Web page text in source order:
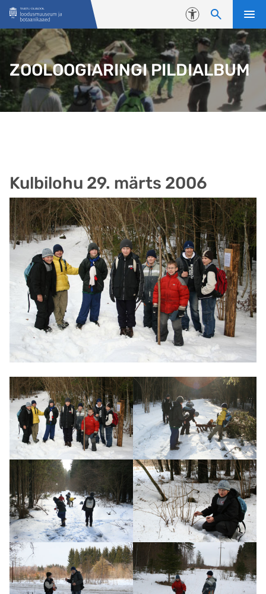
Liigu edasi põhisisu juurde
Juurdepääsetavus
ZOOLOOGIARINGI PILDIALBUM
Kulbilohu 29. märts 2006